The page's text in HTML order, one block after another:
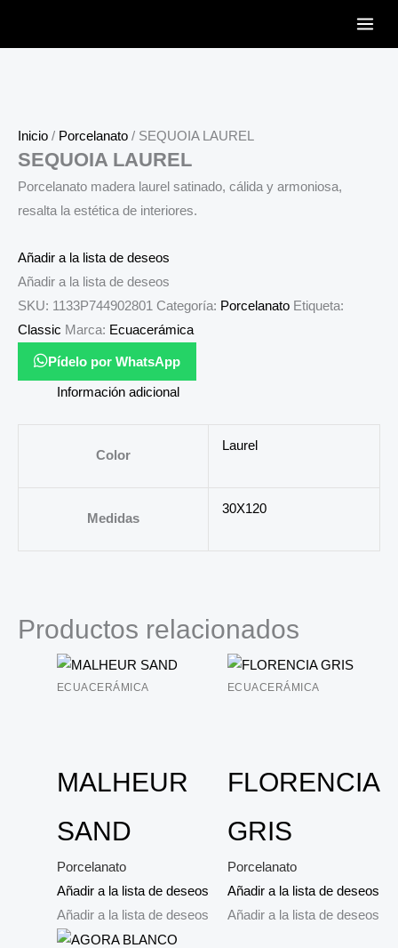
Inicio / Porcelanato / SEQUOIA LAUREL
SEQUOIA LAUREL
Porcelanato madera laurel satinado, cálida y armoniosa,
resalta la estética de interiores.
Añadir a la lista de deseos
Añadir a la lista de deseos
SKU: 1133P744902801 Categoría: Porcelanato Etiqueta:
Classic Marca: Ecuacerámica
Pídelo por WhatsApp
Información adicional
Color
Laurel
Medidas
30X120
Productos relacionados
ECUACERÁMICA
MALHEUR
SAND
Porcelanato
Añadir a la lista de deseos
Añadir a la lista de deseos
ECUACERÁMICA
FLORENCIA
GRIS
Porcelanato
Añadir a la lista de deseos
Añadir a la lista de deseos